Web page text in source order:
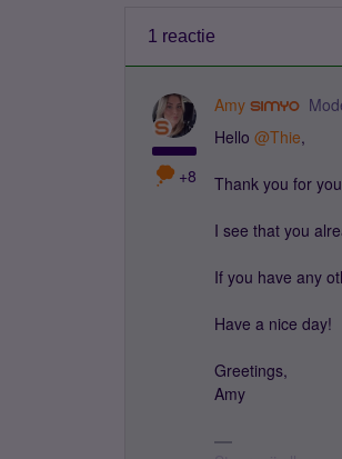
1 reactie
+8
Amy
Hello ​ @Thie,
Thank you for
I see that you
If you have any
Have a nice day!
Greetings,
Amy